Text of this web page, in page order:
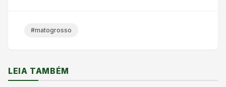
#matogrosso
LEIA TAMBÉM